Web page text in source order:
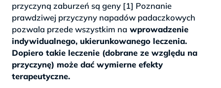
przyczyną zaburzeń są geny [1] Poznanie
prawdziwej przyczyny napadów padaczkowych
pozwala przede wszystkim na wprowadzenie
indywidualnego, ukierunkowanego leczenia.
Dopiero takie leczenie (dobrane ze względu na
przyczynę) może dać wymierne efekty
terapeutyczne.